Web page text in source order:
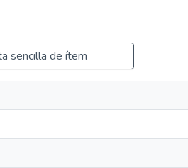
sencilla de ítem